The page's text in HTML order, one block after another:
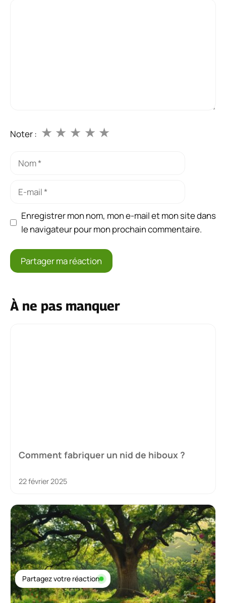
Noter : ★
★
★
★
★
Nom
Enregistrer mon nom, mon e-mail et mon site dans
le navigateur pour mon prochain commentaire.
À ne pas manquer
Comment fabriquer un nid de hiboux ?
22 février 2025
Partagez votre réaction